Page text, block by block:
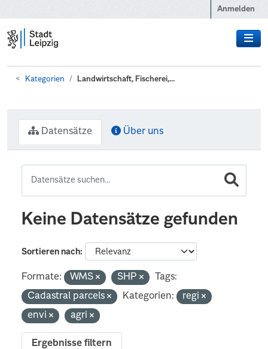
Anmelden
Kategorien Landwirtschaft, Fischerei,...
Datensätze Über uns
Keine Datensätze gefunden
Sortieren nach
Formate: WMS SHP
Tags:
Cadastral parcels
Kategorien:
regi
envi
agri
Ergebnisse filtern